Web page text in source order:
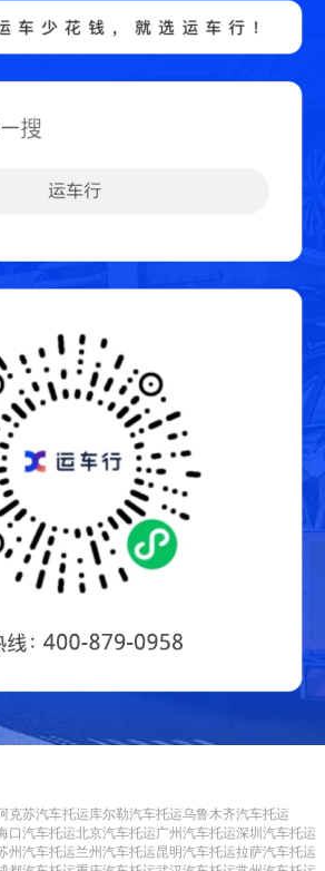
克苏汽车托运库尔勒汽车托运乌鲁木齐汽车托运
口汽车托运北京汽车托运广州汽车托运深圳汽车托运
州汽车托运兰州汽车托运昆明汽车托运拉萨汽车托运